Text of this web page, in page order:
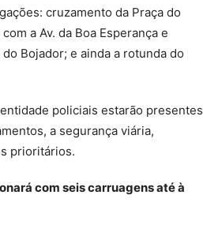
cruzamento da Praça do
a Av. da Boa Esperança e
Bojador; e ainda a rotunda do
policiais estarão presentes
a segurança viária,
prioritários.
com seis carruagens até à